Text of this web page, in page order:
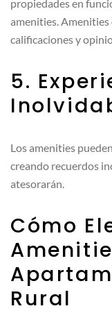
propiedades en
amenities. Amenities
calificaciones y
5.
Los amenities
creando recuerdos
atesorarán.
Cómo
Rural